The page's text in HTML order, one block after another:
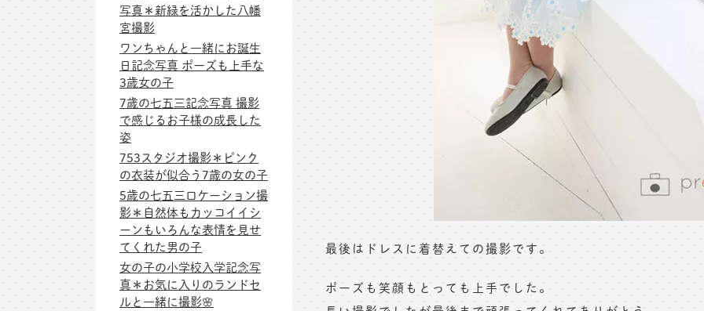
最後はドレスに着替えての撮影です。
ポーズも笑顔もとっても上手でした。
写真＊新緑を活かした八幡
宮撮影
ワンちゃんと一緒にお誕生
日記念写真 ポーズも上手な
3歳女の子
7歳の七五三記念写真 撮影
で感じるお子様の成長した
姿
753スタジオ撮影＊ピンク
の衣装が似合う7歳の女の子
5歳の七五三ロケーション撮
影＊自然体もカッコイイシ
ーンもいろんな表情を見せ
てくれた男の子
女の子の小学校入学記念写
真＊お気に入りのランドセ
ルと一緒に撮影🌸